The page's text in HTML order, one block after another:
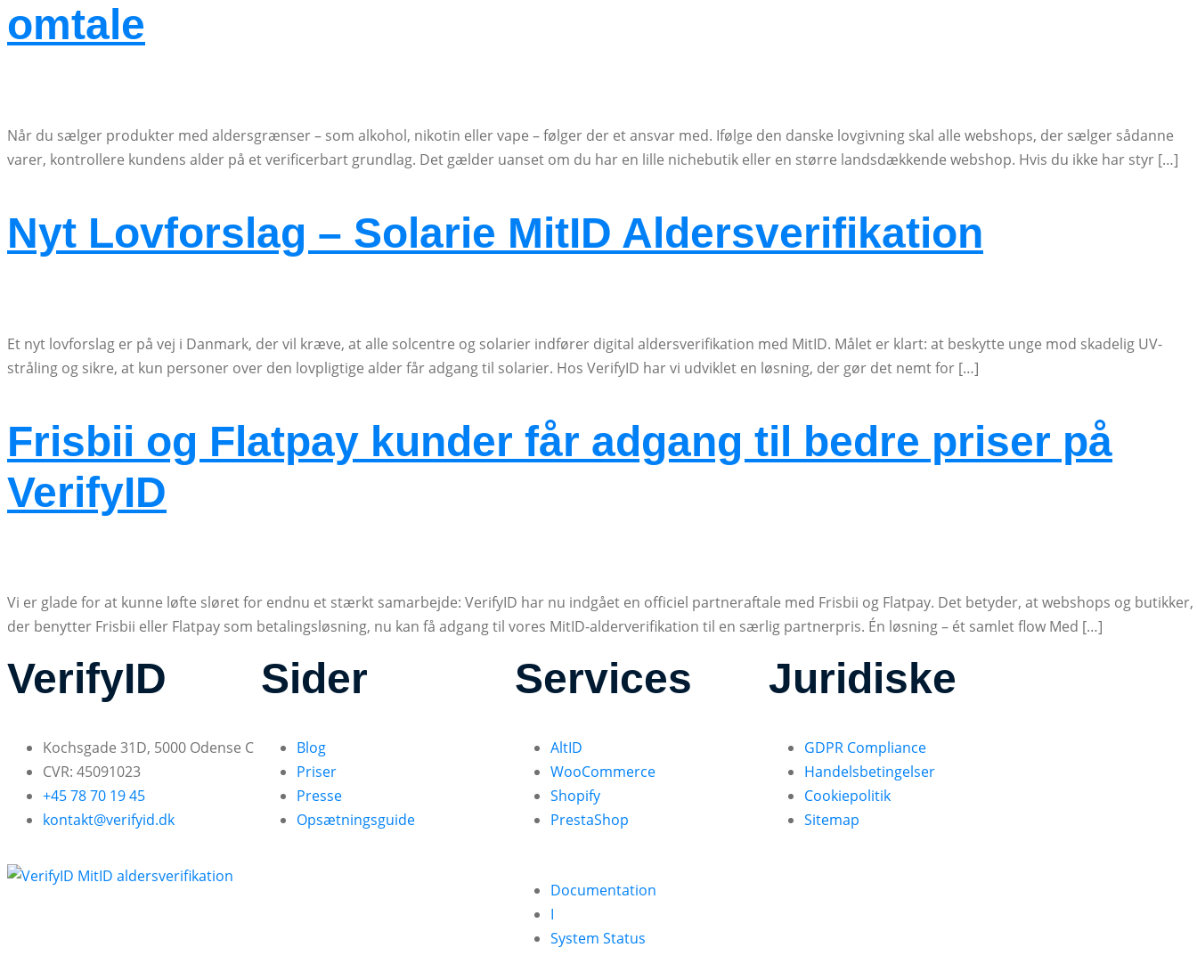
omtale
Når du sælger produkter med aldersgrænser – som alkohol, nikotin eller vape – følger der et ansvar med. Ifølge den danske lovgivning skal alle webshops, der sælger sådanne
varer, kontrollere kundens alder på et verificerbart grundlag. Det gælder uanset om du har en lille nichebutik eller en større landsdækkende webshop. Hvis du ikke har styr […]
Nyt Lovforslag – Solarie MitID Aldersverifikation
Et nyt lovforslag er på vej i Danmark, der vil kræve, at alle solcentre og solarier indfører digital aldersverifikation med MitID. Målet er klart: at beskytte unge mod skadelig UV-
stråling og sikre, at kun personer over den lovpligtige alder får adgang til solarier. Hos VerifyID har vi udviklet en løsning, der gør det nemt for […]
Frisbii og Flatpay kunder får adgang til bedre priser på
VerifyID
Vi er glade for at kunne løfte sløret for endnu et stærkt samarbejde: VerifyID har nu indgået en officiel partneraftale med Frisbii og Flatpay. Det betyder, at webshops og butikker,
der benytter Frisbii eller Flatpay som betalingsløsning, nu kan få adgang til vores MitID-alderverifikation til en særlig partnerpris. Én løsning – ét samlet flow Med […]
VerifyID
Kochsgade 31D, 5000 Odense C
CVR: 45091023
+45 78 70 19 45
kontakt@verifyid.dk
Sider
Blog
Priser
Presse
Opsætningsguide
Services
AltID
WooCommerce
Shopify
PrestaShop
Juridiske
GDPR Compliance
Handelsbetingelser
Cookiepolitik​
Sitemap
Documentation
I
System Status